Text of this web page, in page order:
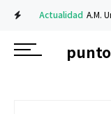
Actualidad A.M. Un